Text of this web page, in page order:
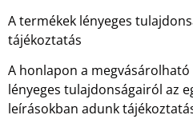
A termékek lényeges
tájékoztatás
A honlapon a
lényeges tulajdonságairól az
leírásokban adunk